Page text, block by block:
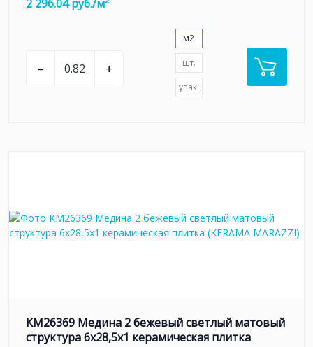
2 296.04 руб./м
– +
м2
шт.
упак.
KM26369 Медина 2 бежевый светлый матовый
структура 6x28,5x1 керамическая плитка